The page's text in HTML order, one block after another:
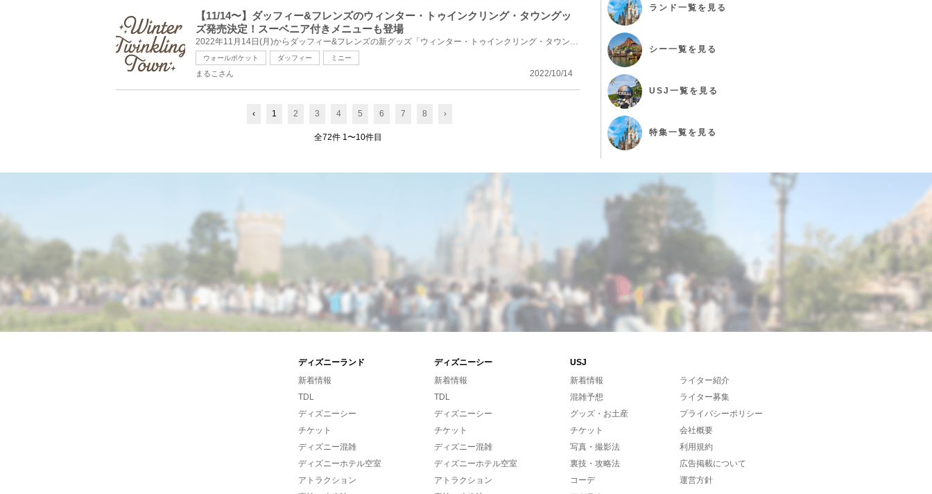
【11/14〜】ダッフィー&フレンズのウィンター・トゥインクリング・タウングッ
ズ発売決定！スーベニア付きメニューも登場
2022年11月14日(月)からダッフィー&フレンズの新グッズ「ウィンター・トゥインクリング・タウン」が発売...
ウォールポケット ダッフィー ミニー
2022/10/14
まるこさん
‹ 1 2 3 4 5 6 7 8 ›
全72件 1〜10件目
ランド 一覧を見る
シー一覧を見る
USJ 一覧を見る
特集一覧を見る
ディズニーランド ディズニーシー
USJ
新着情報
TDL
ディズニーシー
チケット
ディズニー混雑
ディズニーホテル空室
アトラクション
新着情報
TDL
ディズニーシー
チケット
ディズニー混雑
ディズニーホテル空室
アトラクション
新着情報
混雑予想
グッズ・お土産
チケット
写真・撮影法
裏技・攻略法
コーデ
ライター紹介
ライター募集
プライバシーポリシー
会社概要
利用規約
広告掲載について
運営方針